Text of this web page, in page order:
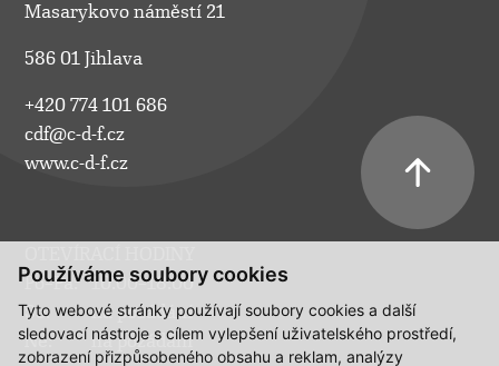
Používáme soubory cookies
Tyto webové stránky používají soubory cookies a další
sledovací nástroje s cílem vylepšení uživatelského prostředí,
zobrazení přizpůsobeného obsahu a reklam, analýzy
Masarykovo náměstí 21
586 01 Jihlava
+420 774 101 686
cdf@c-d-f.cz
www.c-d-f.cz
Po–Pá:
10.00–18.00
So:
na požádání
Ne:
na požádání